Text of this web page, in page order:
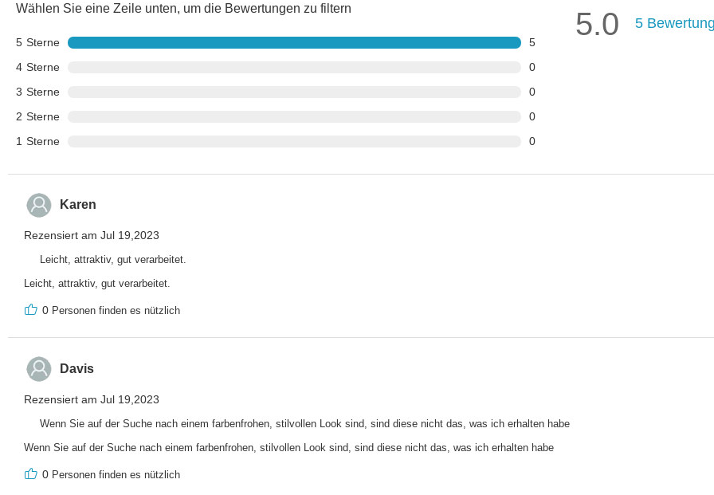
Wählen Sie eine Zeile unten, um die Bewertungen zu filtern
5 Sterne
5
4 Sterne
0
3 Sterne
0
2 Sterne
0
1 Sterne 0
5.0 5
Karen
Rezensiert am Jul 19,2023
Leicht, attraktiv, gut verarbeitet.
Leicht, attraktiv, gut verarbeitet.
0 Personen finden es nützlich
Davis
Rezensiert am Jul 19,2023
Wenn Sie auf der Suche nach einem farbenfrohen, stilvollen Look sind, sind diese nicht das, was ich erhalten habe
Wenn Sie auf der Suche nach einem farbenfrohen, stilvollen Look sind, sind diese nicht das, was ich erhalten habe
0 Personen finden es nützlich